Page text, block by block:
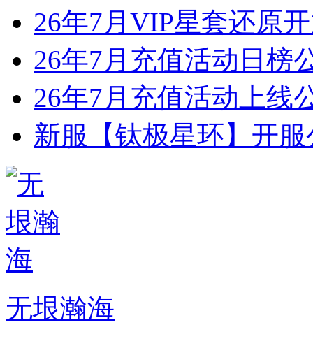
26年7月VIP星套还原
26年7月充值活动日榜
26年7月充值活动上线
新服【钛极星环】开服
无垠瀚海